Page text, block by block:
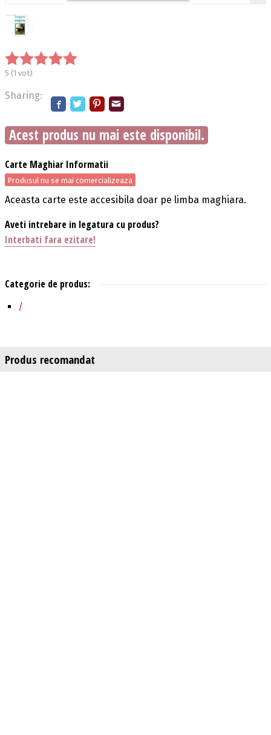
5 (1 vot)
Sharing:
Acest produs nu mai este disponibil.
Carte Maghiar Informatii
Produsul nu se mai comercializeaza
Aceasta carte este accesibila doar pe limba maghiara.
Aveti intrebare in legatura cu produs?
Interbati fara ezitare!
Categorie de produs:
/
Produs recomandat